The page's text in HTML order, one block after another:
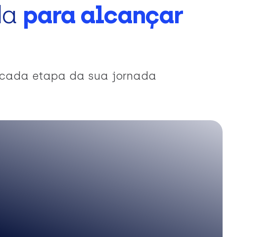
para alcançar
etapa da sua jornada